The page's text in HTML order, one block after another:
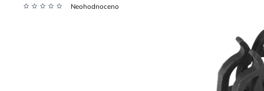
Neohodnoceno